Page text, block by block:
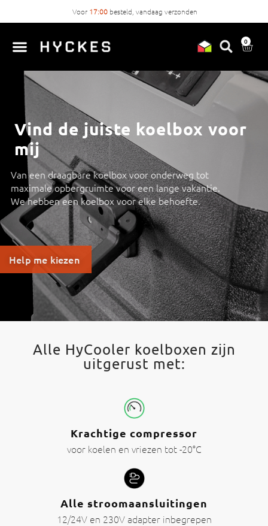
Voor 17:00besteld, vandaag verzonden
0
Vind de juiste koelbox voor
mij
Van een draagbare koelbox voor onderweg tot
maximale opbergruimte voor een lange vakantie.
We hebben een koelbox voor elke behoefte.
Help me kiezen
Alle HyCooler koelboxen zijn
uitgerust met:
Krachtige compressor
voor koelen en vriezen tot -20°C
Alle stroomaansluitingen
12/24V en 230V adapter inbegrepen